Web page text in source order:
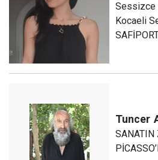
Sessizce
Kocaeli
Tuncer
SANATIN